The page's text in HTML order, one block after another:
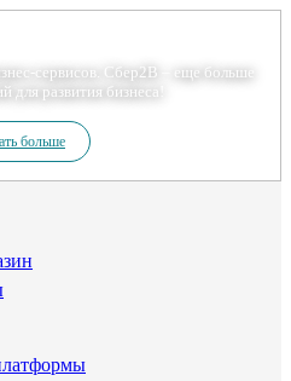
сервисов. Сбер2В – еще больше
для развития бизнеса!
больше